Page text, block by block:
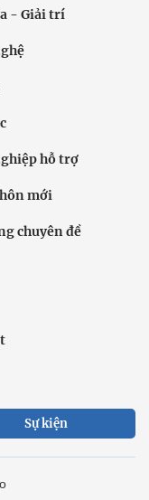
- Giải trí
hỗ trợ
mới
chuyên đề
Sự kiện